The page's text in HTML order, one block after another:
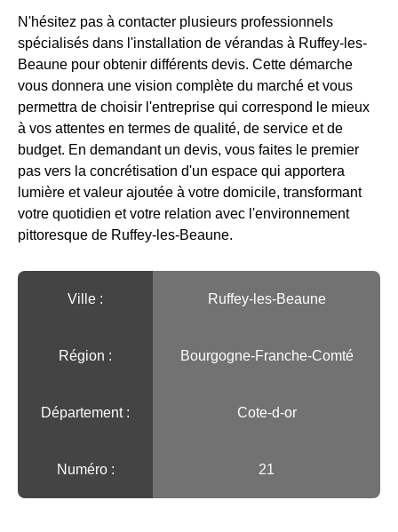
N'hésitez pas à contacter plusieurs professionnels
spécialisés dans l'installation de vérandas à Ruffey-les-
Beaune pour obtenir différents devis. Cette démarche
vous donnera une vision complète du marché et vous
permettra de choisir l'entreprise qui correspond le mieux
à vos attentes en termes de qualité, de service et de
budget. En demandant un devis, vous faites le premier
pas vers la concrétisation d'un espace qui apportera
lumière et valeur ajoutée à votre domicile, transformant
votre quotidien et votre relation avec l'environnement
pittoresque de Ruffey-les-Beaune.
Ville :️ Ruffey-les-Beaune
Région :️ Bourgogne-Franche-Comté
Département : Cote-d-or
Numéro : 21